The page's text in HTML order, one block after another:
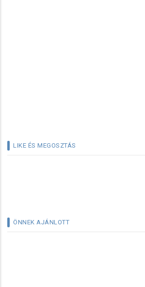
LIKE ÉS MEGOSZTÁS
ÖNNEK AJÁNLOTT